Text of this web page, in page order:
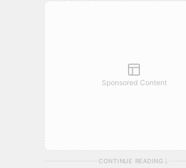
Sponsored Content
CONTINUE READING